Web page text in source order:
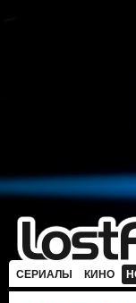
СЕРИАЛЫ КИНО